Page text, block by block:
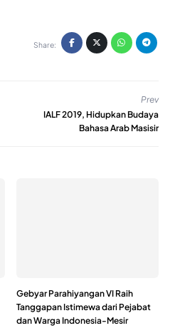
Share:
Prev
IALF 2019, Hidupkan Budaya
Bahasa Arab Masisir
Gebyar Parahiyangan VI Raih
Tanggapan Istimewa dari Pejabat
dan Warga Indonesia-Mesir